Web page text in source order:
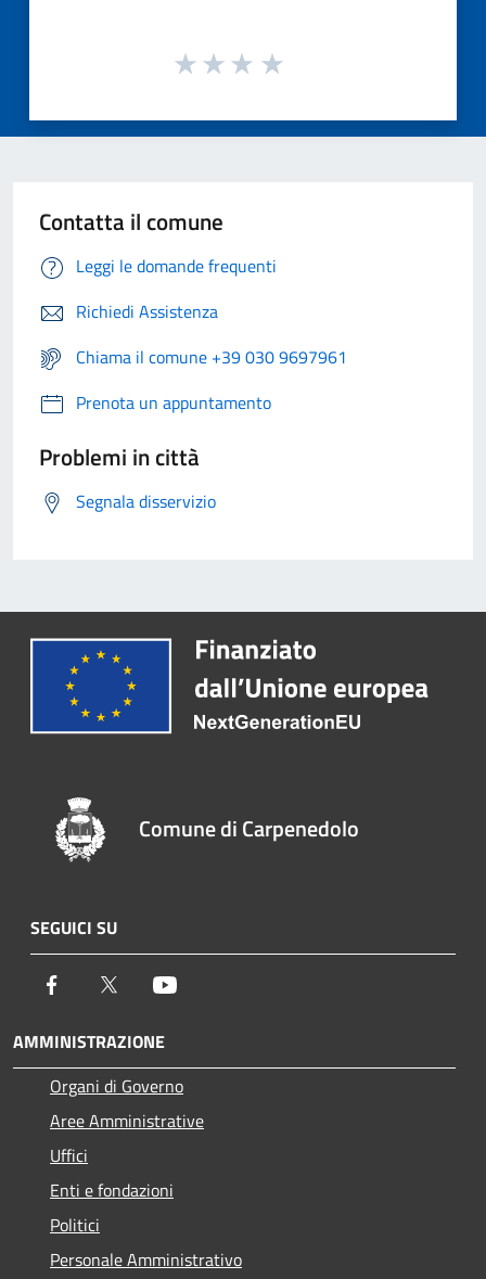
Contatta il comune
Leggi le domande frequenti
Richiedi Assistenza
Chiama il comune +39 030 9697961
Prenota un appuntamento
Problemi in città
Segnala disservizio
Comune di Carpenedolo
SEGUICI SU
Facebook Twitter
AMMINISTRAZIONE
Organi di Governo
Aree Amministrative
Uffici
Enti e fondazioni
Politici
Personale Amministrativo